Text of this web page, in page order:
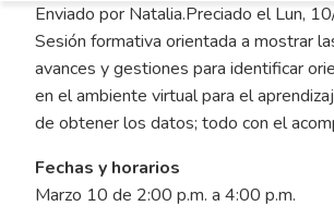
Pasar al contenido principal
Enviado por Natalia.Preciado elLun,
Sesión formativa orientada a mostrar
avances y gestiones para identificar
en el ambiente virtual para el
de obtener los datos; todo con el
Fechas y horarios
Marzo 10 de 2:00 p.m. a 4:00 p.m.